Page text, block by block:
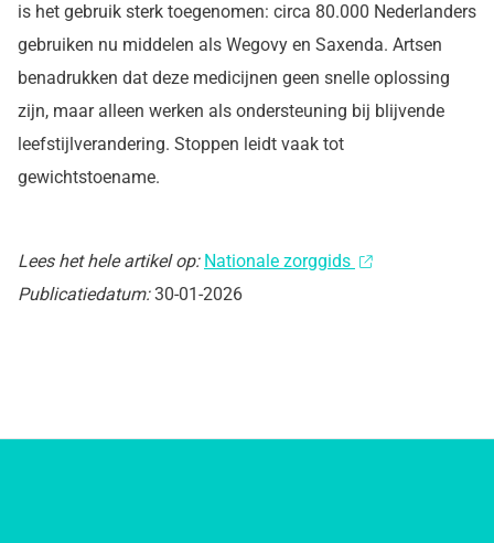
is het gebruik sterk toegenomen: circa 80.000 Nederlanders
gebruiken nu middelen als Wegovy en Saxenda. Artsen
benadrukken dat deze medicijnen geen snelle oplossing
zijn, maar alleen werken als ondersteuning bij blijvende
leefstijlverandering. Stoppen leidt vaak tot
gewichtstoename.
Lees het hele artikel op: Nationale zorggids
Publicatiedatum:30-01-2026